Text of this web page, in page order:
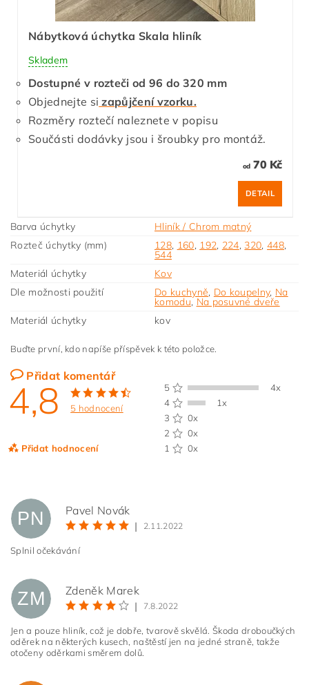
Nábytková úchytka Skala hliník
Skladem
Dostupné v rozteči od 96 do 320 mm
Objednejte si zapůjčení vzorku.
Rozměry roztečí naleznete v popisu
Součásti dodávky jsou i šroubky pro montáž.
od70 Kč
DETAIL
Barva úchytky
Hliník / Chrom matný
Rozteč úchytky (mm)
128, 160, 192, 224, 320,448,
544
Materiál úchytky
Kov
Dle možnosti použití
Do kuchyně, Do koupelny, Na
komodu, Na posuvné dveře
Materiál úchytky
kov
Buďte první, kdo napíše příspěvek k této položce.
Přidat komentář
4,8 5 hodnocení
Přidat hodnocení
5
4x
4
1x
3
0x
2
0x
1
0x
Vložením hodnocení souhlasíte s
PN
Pavel Novák
|
2.11.2022
Splnil očekávání
ZM
Zdeněk Marek
|
7.8.2022
Jen a pouze hliník, což je dobře, tvarově skvělá. Škoda droboučkých
oděrek na některých kusech, naštěstí jen na jedné straně, takže
otočeny oděrkami směrem dolů.